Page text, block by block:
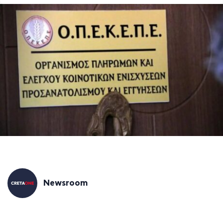
Newsroom